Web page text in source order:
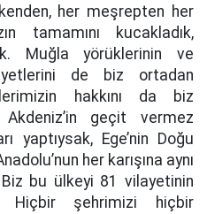
her meşrepten her
tamamını kucakladık,
Muğla yörüklerinin ve
de biz ortadan
hakkını da biz
Akdeniz’in geçit vermez
yaptıysak, Ege’nin Doğu
her karışına aynı
Biz bu ülkeyi 81 vilayetinin
Hiçbir şehrimizi hiçbir